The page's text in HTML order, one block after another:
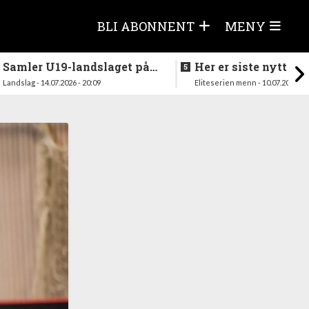
BLI ABONNENT MENY
Samler U19-landslaget på
nytt i august
Landslag - 14.07.2026 - 20:09
Her er siste nytt
season
Eliteserien menn - 10.07.2026 -